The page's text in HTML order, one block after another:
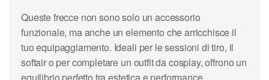
Queste frecce non sono solo un accessorio
funzionale, ma anche un elemento che arricchisce il
tuo equipaggiamento. Ideali per le sessioni di tiro, il
softair o per completare un outfit da cosplay, offrono un
equilibrio perfetto tra estetica e performance.